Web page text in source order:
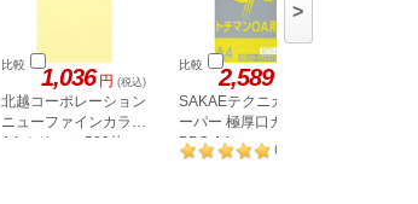
比較 1,036 円 (税込)
北越コーポレーション
ニューファインカラー
A4 クリーム 500枚
比較 2,589
SAKAEテクニカルペ
ーパー 極厚口カラー
PPC A4 レモンイエロ
ー 50枚×5冊
(
>